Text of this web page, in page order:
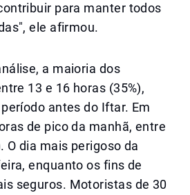
para manter todos
ele afirmou.
a maioria dos
13 e 16 horas (35%),
antes do Iftar. Em
de pico da manhã, entre
O dia mais perigoso da
enquanto os fins de
seguros. Motoristas de 30